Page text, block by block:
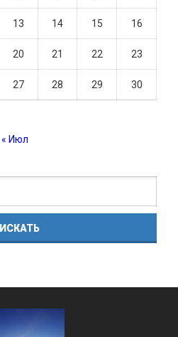
13 14 15 16
20 21 22 23
27 28 29 30
« Июл